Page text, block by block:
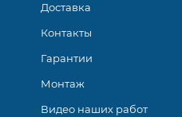
Доставка
Контакты
Гарантии
Монтаж
Видео наших работ